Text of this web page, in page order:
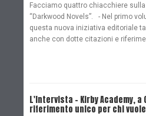
Facciamo quattro chiacchiere
“Darkwood Novels”. - Nel primo
questa nuova iniziativa editoriale
anche con dotte citazioni e
L'Intervista - Kirby Academy,
riferimento unico per chi